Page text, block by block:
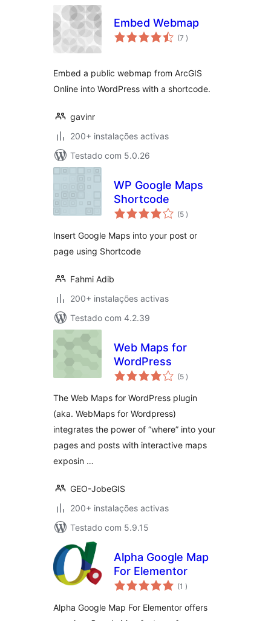
Embed Webmap
(7 classificações
)
Embed a public webmap from ArcGIS
Online into WordPress with a shortcode.
gavinr
200+ instalações activas
Testado com 5.0.26
WP Google Maps
Shortcode
(5 classificações
)
Insert Google Maps into your post or
page using Shortcode
Fahmi Adib
200+ instalações activas
Testado com 4.2.39
Web Maps for
WordPress
(5 classificações
)
The Web Maps for WordPress plugin
(aka. WebMaps for Wordpress)
integrates the power of “where” into your
pages and posts with interactive maps
exposin …
GEO-JobeGIS
200+ instalações activas
Testado com 5.9.15
Alpha Google Map
For Elementor
(1 classificações
)
Alpha Google Map For Elementor offers